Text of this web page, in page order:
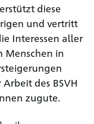
diese
und vertritt
Interessen aller
Menschen in
des BSVH
zugute.